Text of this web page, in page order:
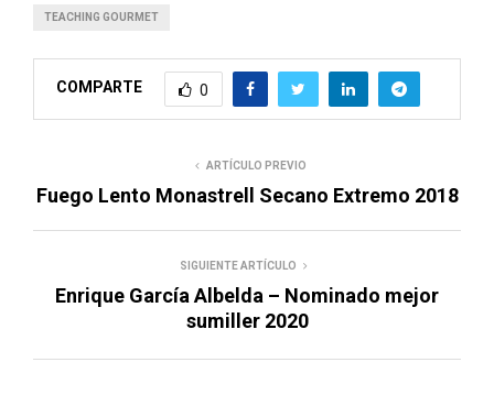
TEACHING GOURMET
COMPARTE 0
ARTÍCULO PREVIO
Fuego Lento Monastrell Secano Extremo 2018
SIGUIENTE ARTÍCULO
Enrique García Albelda – Nominado mejor
sumiller 2020